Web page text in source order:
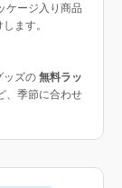
ケージ入り商品
ます。
ッズの 無料ラッ
、季節に合わせ